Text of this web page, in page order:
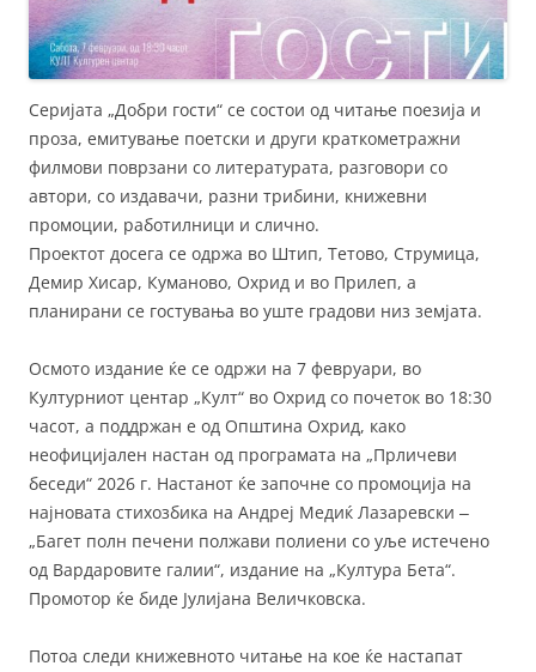
Серијата „Добри гости“ се состои од читање поезија и
проза, емитување поетски и други краткометражни
филмови поврзани со литературата, разговори со
автори, со издавачи, разни трибини, книжевни
промоции, работилници и слично.
Проектот досега се одржа во Штип, Тетово, Струмица,
Демир Хисар, Куманово, Охрид и во Прилеп, а
планирани се гостувања во уште градови низ земјата.
Осмото издание ќе се одржи на 7 февруари, во
Културниот центар „Култ“ во Охрид со почеток во 18:30
часот, а поддржан е од Општина Охрид, како
неофицијален настан од програмата на „Прличеви
беседи“ 2026 г. Настанот ќе започне со промоција на
најновата стихозбика на Андреј Медиќ Лазаревски ‒
„Багет полн печени полжави полиени со уље истечено
од Вардаровите галии“, издание на „Култура Бета“.
Промотор ќе биде Јулијана Величковска.
Потоа следи книжевното читање на кое ќе настапат